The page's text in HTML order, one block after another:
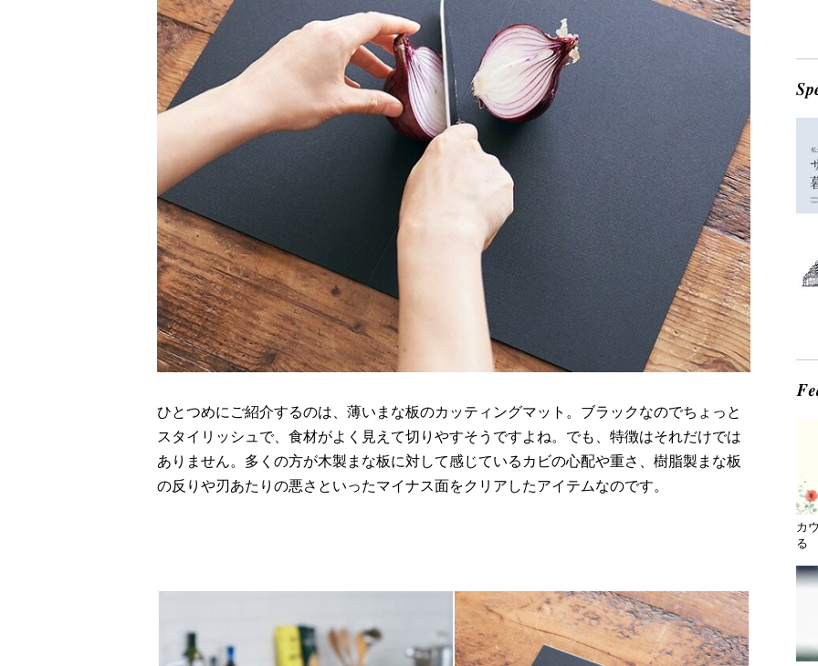
ひとつめにご紹介するのは、薄いまな板のカッティングマット。ブラックなのでちょっと
スタイリッシュで、食材がよく見えて切りやすそうですよね。でも、特徴はそれだけでは
ありません。多くの方が木製まな板に対して感じているカビの心配や重さ、樹脂製まな板
の反りや刃あたりの悪さといったマイナス面をクリアしたアイテムなのです。
カ
る